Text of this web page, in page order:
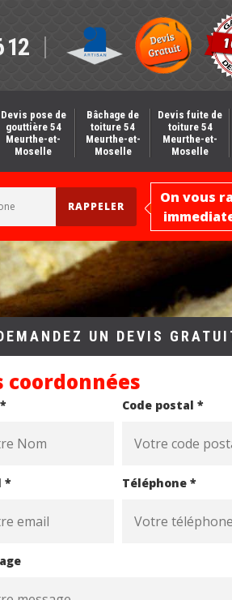
12
Devis pose de
gouttière 54
Meurthe-et-
Moselle
Bâchage de
toiture 54
Meurthe-et-
Moselle
Devis fuite de
toiture 54
Meurthe-et-
Moselle
On vous
UN DEVIS
coordonnées
Code postal *
* Téléphone *